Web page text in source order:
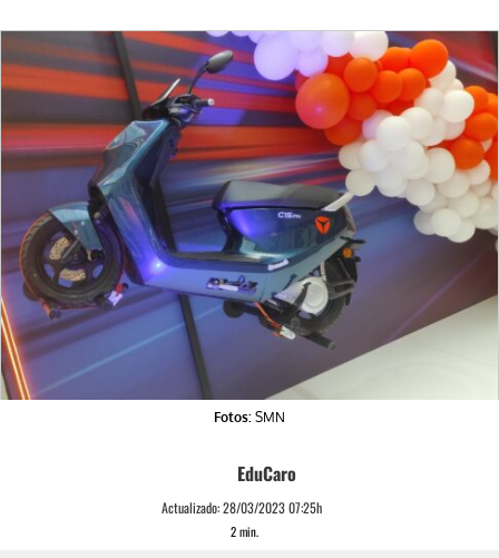
Fotos: SMN
EduCaro
Actualizado:28/03/2023 07:25h
2min.